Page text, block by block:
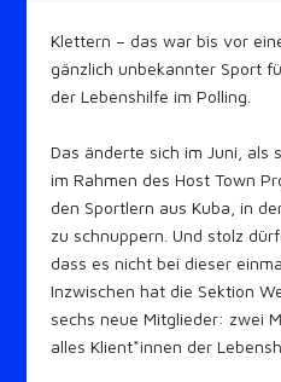
Klettern – das war bis vor
gänzlich unbekannter Sport
der Lebenshilfe im Polling.
Das änderte sich im Juni, als
im Rahmen des Host Town
den Sportlern aus Kuba, in
zu schnuppern. Und stolz
dass es nicht bei dieser
Inzwischen hat die Sektion
sechs neue Mitglieder: zwei
alles Klient*innen der